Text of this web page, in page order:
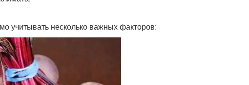
учитывать несколько важных факторов: